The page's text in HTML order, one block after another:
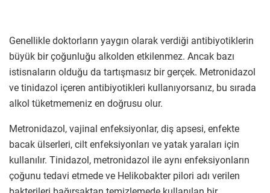
Genellikle doktorların yaygın olarak verdiği antibiyotiklerin
büyük bir çoğunluğu alkolden etkilenmez. Ancak bazı
istisnaların olduğu da tartışmasız bir gerçek. Metronidazol
ve tinidazol içeren antibiyotikleri kullanıyorsanız, bu sırada
alkol tüketmemeniz en doğrusu olur.
Metronidazol, vajinal enfeksiyonlar, diş apsesi, enfekte
bacak ülserleri, cilt enfeksiyonları ve yatak yaraları için
kullanılır. Tinidazol, metronidazol ile aynı enfeksiyonların
çoğunu tedavi etmede ve Helikobakter pilori adı verilen